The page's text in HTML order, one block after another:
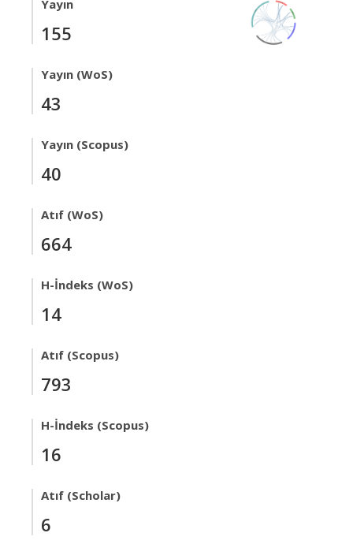
Yayın
155
Yayın (WoS)
43
Yayın (Scopus)
40
Atıf (WoS)
664
H-İndeks (WoS)
14
Atıf (Scopus)
793
H-İndeks (Scopus)
16
Atıf (Scholar)
6